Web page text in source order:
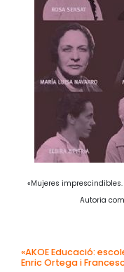
«Mujeres
Autoria
«AKOE Educació:
Enric Ortega i